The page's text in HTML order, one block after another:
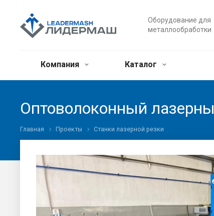
Оборудование для
металлообработки
Компания Каталог
Оптоволоконный
Главная Проекты Станки лазерной резки